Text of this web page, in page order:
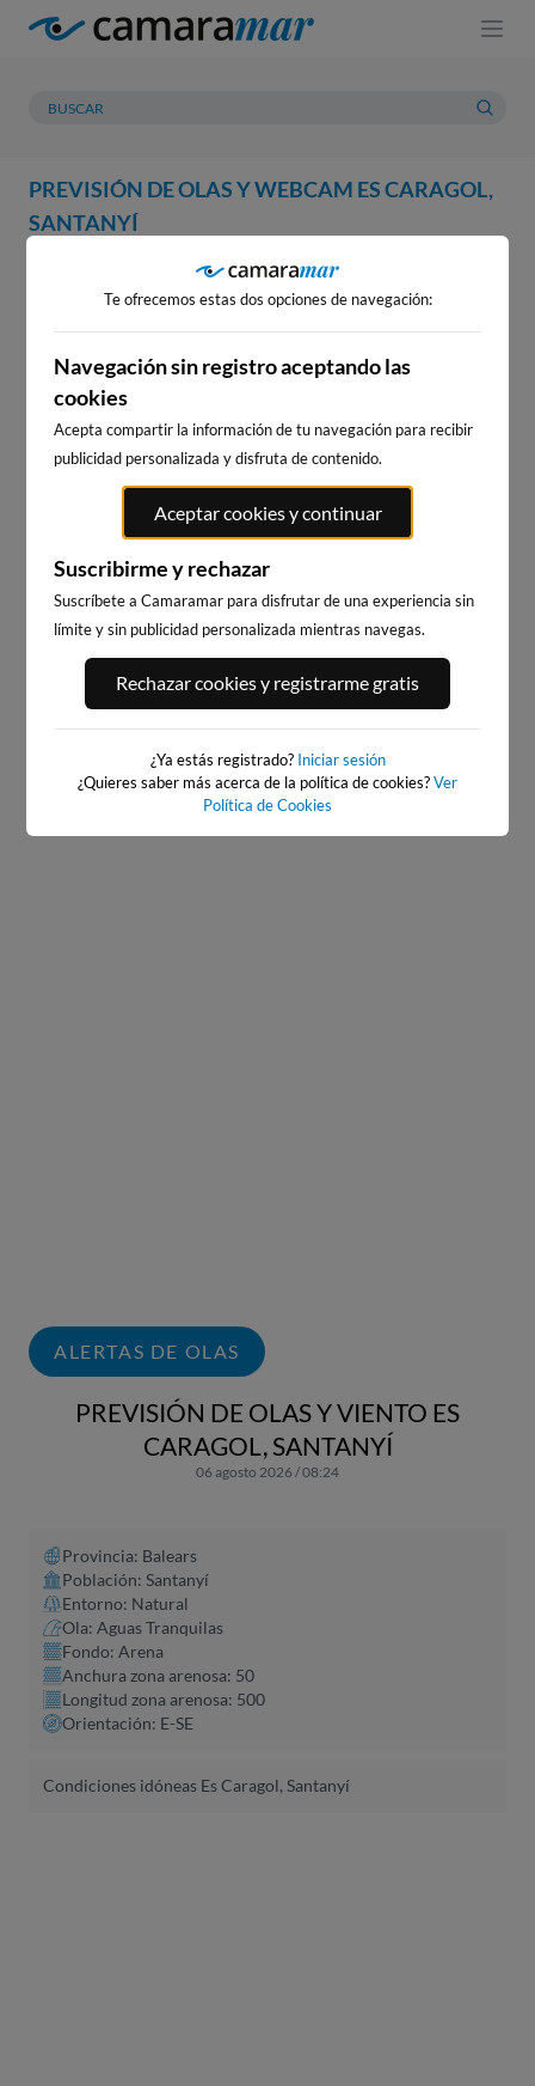
PREVISIÓN DE OLAS Y WEBCAM ES CARAGOL,
SANTANYÍ
PREVISIÓN METEOROLOGÍA
WEBCAM ES CARAGOL,
SANTANYÍ
WEBCAMS CERCANAS
· Andratx
PLAYA DE SITGES
0.1 m CHOPI
ALERTAS DE OLAS
PREVISIÓN DE OLAS Y VIENTO ES
CARAGOL, SANTANYÍ
06 agosto 2026 / 08:24
Provincia: Balears
Población: Santanyí
Entorno: Natural
Ola: Aguas Tranquilas
Fondo: Arena
Anchura zona arenosa: 50
Longitud zona arenosa: 500
Orientación: E-SE
Condiciones idóneas Es Caragol, Santanyí
Te ofrecemos estas dos opciones de navegación:
Navegación sin registro aceptando las
cookies
Acepta compartir la información de tu navegación para recibir
publicidad personalizada y disfruta de contenido.
Aceptar cookies y continuar
Suscribirme y rechazar
Suscríbete a Camaramar para disfrutar de una experiencia sin
límite y sin publicidad personalizada mientras navegas.
Rechazar cookies y registrarme gratis
¿Ya estás registrado? Iniciar sesión
¿Quieres saber más acerca de la política de cookies?Ver
Política de Cookies